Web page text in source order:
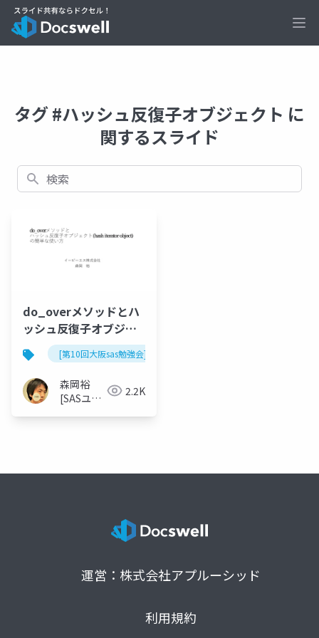
タグ #ハッシュ反復子オブジェクト に
関するスライド
検索
do_overメソッドとハ
ッシュ反復子オブジェ
クトの簡単な使い方
[第10回大阪sas勉強会]
森岡裕
[SASユー
2.2K
運営：株式会社アプルーシッド
利用規約